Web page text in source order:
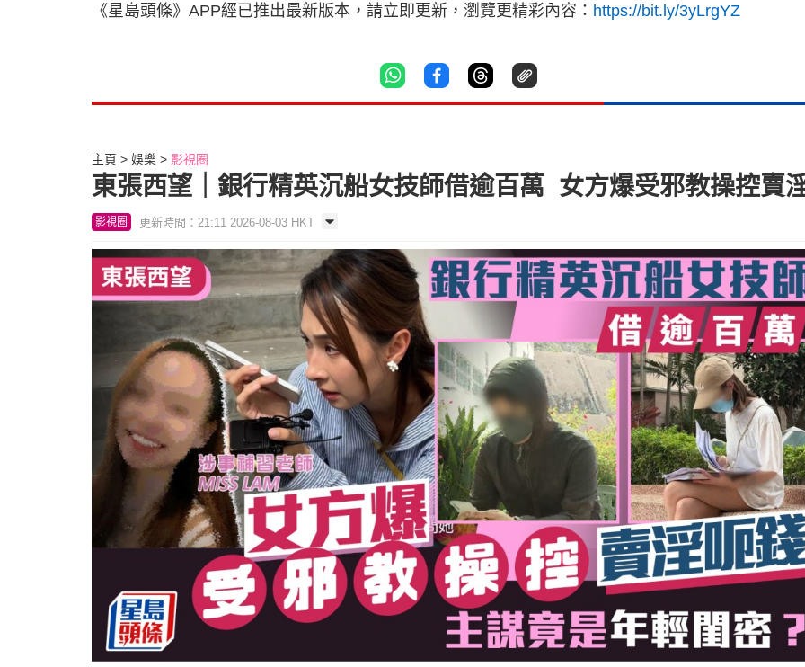
《星島頭條》APP經已推出最新版本，請立即更新，瀏覽更精彩內容： https://bit.ly/3yLrgYZ
主頁 娛樂 影視圈
東張西望｜銀行精英沉船女技師借逾百萬 女方爆受邪教操控賣
影視圈 更新時間：21:11 2026-08-03 HKT